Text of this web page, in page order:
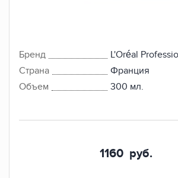
Бренд
L'Oréal
Страна
Франция
Объем
300 мл.
1160руб.